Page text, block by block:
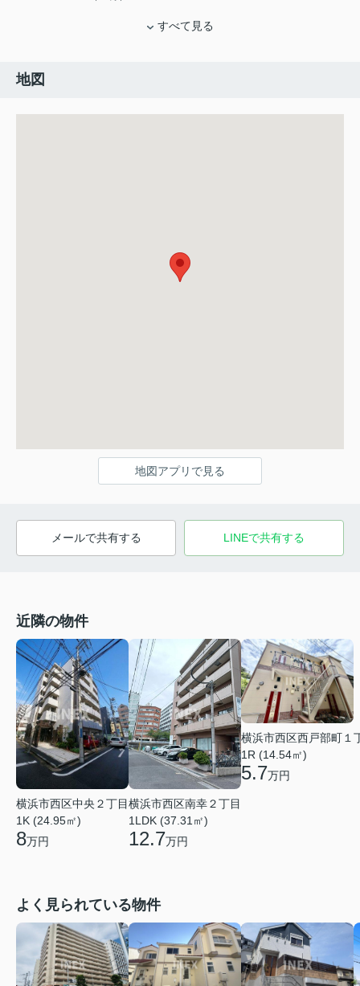
すべて見る
地図
地図アプリで見る
メールで共有する LINEで共有する
近隣の物件
横浜市西区中央２丁目
1K (24.95㎡)
8万円
横浜市西区南幸２丁目
1LDK (37.31㎡)
12.7万円
横浜市西区西戸部町１
1R (14.54㎡)
5.7万円
よく見られている物件